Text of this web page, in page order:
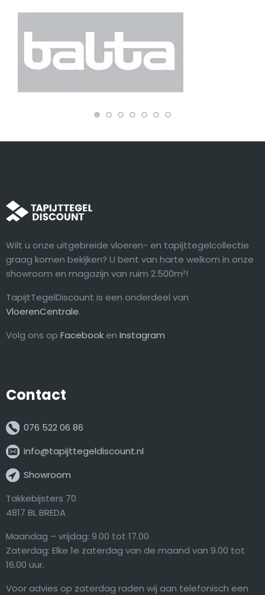
Wilt u onze uitgebreide vloeren- en tapijttegelcollectie
graag komen bekijken? U bent van harte welkom in onze
showroom en magazijn van ruim 2.500m²!
TapijtTegelDiscount is een onderdeel van
VloerenCentrale.
Volg ons op Facebook en Instagram
Contact
076 522 06 86
info@tapijttegeldiscount.nl
Showroom
Takkebijsters 70
4817 BL BREDA
Maandag – vrijdag: 9.00 tot 17.00
Zaterdag: Elke 1e zaterdag van de maand van 9.00 tot
16.00 uur.
Voor advies op zaterdag raden wij aan telefonisch een